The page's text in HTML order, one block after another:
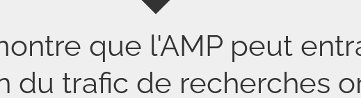
que l'AMP peut
du trafic de recherches